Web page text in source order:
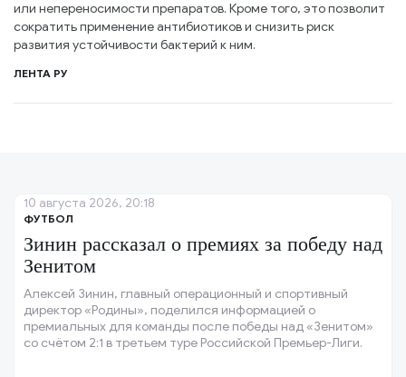
или непереносимости препаратов. Кроме того, это позволит
сократить применение антибиотиков и снизить риск
развития устойчивости бактерий к ним.
ЛЕНТА РУ
ФУТБОЛ
Зинин рассказал о премиях за победу над
Зенитом
Алексей Зинин, главный операционный и спортивный
директор «Родины», поделился информацией о
премиальных для команды после победы над «Зенитом»
со счётом 2:1 в третьем туре Российской Премьер-Лиги.
10 августа 2026, 20:18